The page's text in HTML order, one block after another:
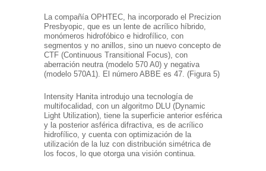
La compañía OPHTEC, ha incorporado el Precizion
Presbyopic, que es un lente de acrílico híbrido,
monómeros hidrofóbico e hidrofílico, con
segmentos y no anillos, sino un nuevo concepto de
CTF (Continuous Transitional Focus), con
aberración neutra (modelo 570 A0) y negativa
(modelo 570A1). El número ABBE es 47. (Figura 5)
Intensity Hanita introdujo una tecnología de
multifocalidad, con un algoritmo DLU (Dynamic
Light Utilization), tiene la superficie anterior esférica
y la posterior asférica difractiva, es de acrílico
hidrofílico, y cuenta con optimización de la
utilización de la luz con distribución simétrica de
los focos, lo que otorga una visión continua.